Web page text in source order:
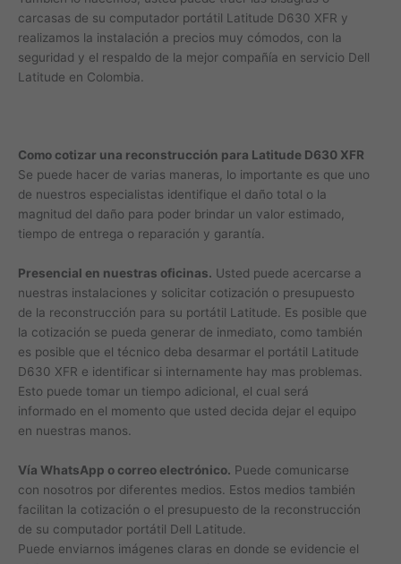
carcasas de su computador portátil Latitude D630 XFR y
realizamos la instalación a precios muy cómodos, con la
seguridad y el respaldo de la mejor compañía en servicio Dell
Latitude en Colombia.
Como cotizar una reconstrucción para Latitude D630 XFR
Se puede hacer de varias maneras, lo importante es que uno
de nuestros especialistas identifique el daño total o la
magnitud del daño para poder brindar un valor estimado,
tiempo de entrega o reparación y garantía.
Presencial en nuestras oficinas. Usted puede acercarse a
nuestras instalaciones y solicitar cotización o presupuesto
de la reconstrucción para su portátil Latitude. Es posible que
la cotización se pueda generar de inmediato, como también
es posible que el técnico deba desarmar el portátil Latitude
D630 XFR e identificar si internamente hay mas problemas.
Esto puede tomar un tiempo adicional, el cual será
informado en el momento que usted decida dejar el equipo
en nuestras manos.
Vía WhatsApp o correo electrónico. Puede comunicarse
con nosotros por diferentes medios. Estos medios también
facilitan la cotización o el presupuesto de la reconstrucción
de su computador portátil Dell Latitude.
Puede enviarnos imágenes claras en donde se evidencie el